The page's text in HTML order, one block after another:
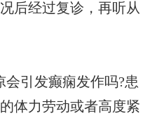
后经过复诊，再听从
引发癫痫发作吗?患
体力劳动或者高度紧